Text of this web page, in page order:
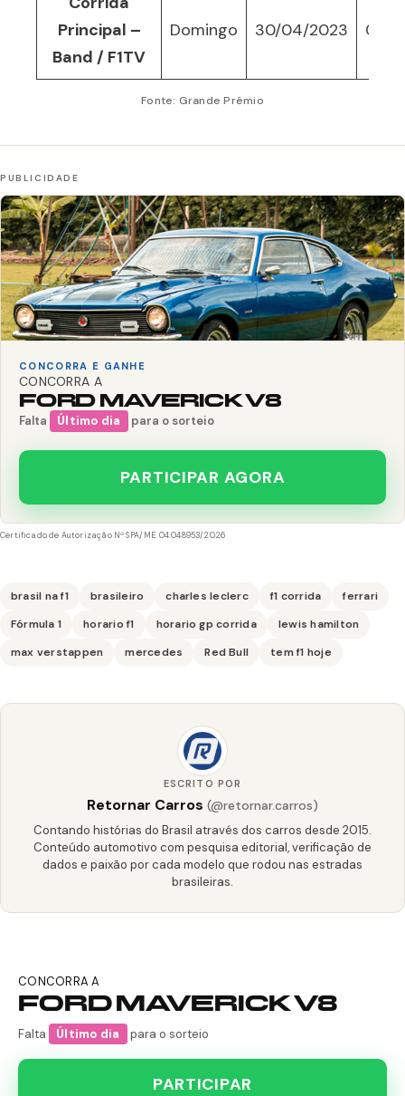
Principal –
Band / F1TV
Domingo 30/04/2023
Fonte: Grande Prêmio
CONCORRA E GANHE
CONCORRA A
FORD MAVERICK V8
Falta Último dia para o sorteio
PARTICIPAR AGORA
Certificado de Autorização Nº SPA/ME 04.048953/2026
brasil na f1 brasileiro charles leclerc f1 corrida
ferrari
Fórmula 1
horario f1 horario gp corrida
lewis hamilton
max verstappen
mercedes Red Bull tem f1 hoje
ESCRITO POR
Retornar Carros (@retornar.carros)
Contando histórias do Brasil através dos carros desde 2015.
Conteúdo automotivo com pesquisa editorial, verificação de
dados e paixão por cada modelo que rodou nas estradas
brasileiras.
CONCORRA A
FORD MAVERICK V8
Falta Último dia para o sorteio
PARTICIPAR